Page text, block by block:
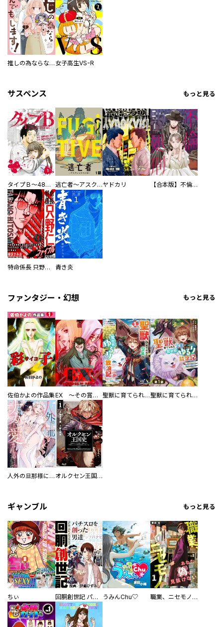
推しの為ならなんでもします！ 女子高生VS-R
サスペンス もっと見る
タイプＢ～48時間後、致死率100％～【単話】 逃亡者～アスクレピオスの杖～ヤドカリ 【合本版】不倫処刑
特命係長 只野仁ファイナル 愛蔵版 青き炎
ファンタジー・幻想 もっと見る
佐伯かよの作品集 EX ～その賞金稼ぎは、世界の出口を探す～【単行本版】 聖獣に育てられた少年の異世界ゆるり放浪記～神様からもらったチート魔法で、仲間たちとスローライフを満喫中～ 聖獣に育てられた少年の異世界ゆるり放浪記～神様からもらったチート魔法で、仲間たちとスローライフを満喫中～【分冊版】
人外の旦那様に娶られ毎晩ナカまで愛される…。アンソロジー オルクセン王国史
ギャンブル もっと見る
ちぃ 回胴創世記 パチスロを創った男達 うみんChu♡ 職業、ニセモノ～あなたに偽は見抜けない【電子単行本版】